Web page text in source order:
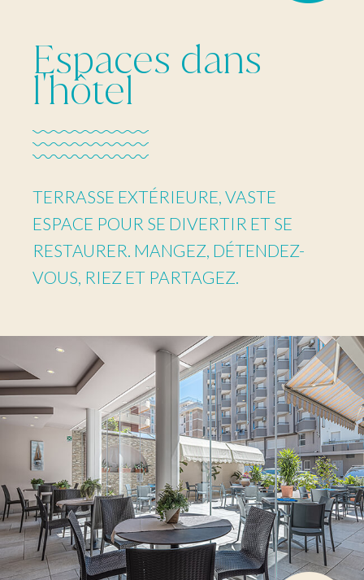
Espaces dans
l'hôtel
TERRASSE EXTÉRIEURE, VASTE
ESPACE POUR SE DIVERTIR ET SE
RESTAURER. MANGEZ, DÉTENDEZ-
VOUS, RIEZ ET PARTAGEZ.